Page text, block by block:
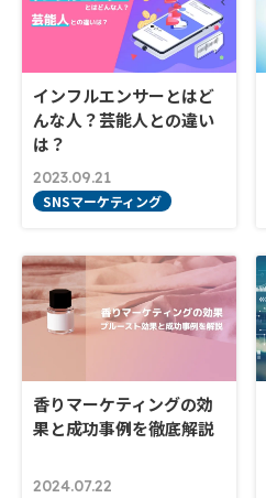
インフルエンサーとはど
んな人？芸能人との違い
は？
2023.09.21
SNSマーケティング
香りマーケティングの効
果と成功事例を徹底解説
2024.07.22